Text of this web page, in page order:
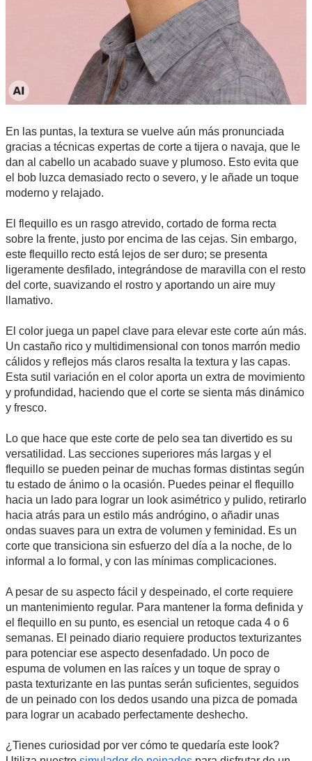
En las puntas, la textura se vuelve aún más pronunciada
gracias a técnicas expertas de corte a tijera o navaja, que le
dan al cabello un acabado suave y plumoso. Esto evita que
el bob luzca demasiado recto o severo, y le añade un toque
moderno y relajado.
El flequillo es un rasgo atrevido, cortado de forma recta
sobre la frente, justo por encima de las cejas. Sin embargo,
este flequillo recto está lejos de ser duro; se presenta
ligeramente desfilado, integrándose de maravilla con el resto
del corte, suavizando el rostro y aportando un aire muy
llamativo.
El color juega un papel clave para elevar este corte aún más.
Un castaño rico y multidimensional con tonos marrón medio
cálidos y reflejos más claros resalta la textura y las capas.
Esta sutil variación en el color aporta un extra de movimiento
y profundidad, haciendo que el corte se sienta más dinámico
y fresco.
Lo que hace que este corte de pelo sea tan divertido es su
versatilidad. Las secciones superiores más largas y el
flequillo se pueden peinar de muchas formas distintas según
tu estado de ánimo o la ocasión. Puedes peinar el flequillo
hacia un lado para lograr un look asimétrico y pulido, retirarlo
hacia atrás para un estilo más andrógino, o añadir unas
ondas suaves para un extra de volumen y feminidad. Es un
corte que transiciona sin esfuerzo del día a la noche, de lo
informal a lo formal, y con las mínimas complicaciones.
A pesar de su aspecto fácil y despeinado, el corte requiere
un mantenimiento regular. Para mantener la forma definida y
el flequillo en su punto, es esencial un retoque cada 4 o 6
semanas. El peinado diario requiere productos texturizantes
para potenciar ese aspecto desenfadado. Un poco de
espuma de volumen en las raíces y un toque de spray o
pasta texturizante en las puntas serán suficientes, seguidos
de un peinado con los dedos usando una pizca de pomada
para lograr un acabado perfectamente deshecho.
¿Tienes curiosidad por ver cómo te quedaría este look?